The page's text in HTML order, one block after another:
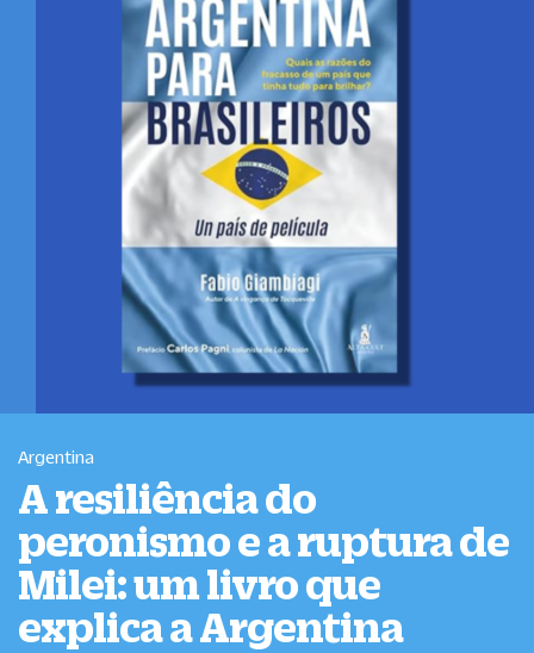
Argentina
A resiliência do
peronismo e a ruptura de
Milei: um livro que
explica a Argentina